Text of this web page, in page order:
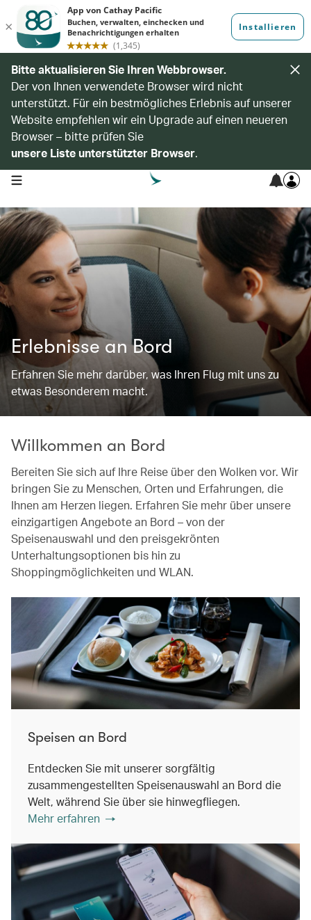
Bitte aktualisieren Sie Ihren Webbrowser.
Der von Ihnen verwendete Browser wird nicht
unterstützt. Für ein bestmögliches Erlebnis auf unserer
Website empfehlen wir ein Upgrade auf einen neueren
Browser – bitte prüfen Sie
unsere Liste unterstützter Browser.
open navigation menu
Erlebnisse an Bord
Erfahren Sie mehr darüber, was Ihren Flug mit uns zu
etwas Besonderem macht.
Willkommen an Bord
Bereiten Sie sich auf Ihre Reise über den Wolken vor. Wir
bringen Sie zu Menschen, Orten und Erfahrungen, die
Ihnen am Herzen liegen. Erfahren Sie mehr über unsere
einzigartigen Angebote an Bord – von der
Speisenauswahl und den preisgekrönten
Unterhaltungsoptionen bis hin zu
Shoppingmöglichkeiten und WLAN.
Speisen an Bord
Entdecken Sie mit unserer sorgfältig
zusammengestellten Speisenauswahl an Bord die
Welt, während Sie über sie hinwegfliegen.
Mehr erfahren